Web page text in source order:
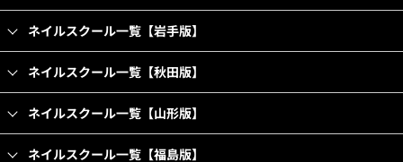
ネイルスクール一覧【岩手版】
ネイルスクール一覧【秋田版】
ネイルスクール一覧【山形版】
ネイルスクール一覧【福島版】